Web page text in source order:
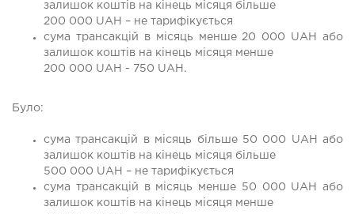
залишок коштів на кінець місяця більше
200 000 UAH – не тарифікується
сума трансакцій в місяць менше 20 000 UAH або
залишок коштів на кінець місяця менше
200 000 UAH - 750 UAH.
Було:
сума трансакцій в місяць більше 50 000 UAH або
залишок коштів на кінець місяця більше
500 000 UAH – не тарифікується
сума трансакцій в місяць менше 50 000 UAH або
залишок коштів на кінець місяця менше